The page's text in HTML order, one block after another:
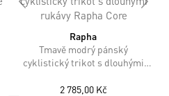
Rapha
Tmavě modrý pánský
cyklistický trikot s dlouhými
2 785,00 Kč